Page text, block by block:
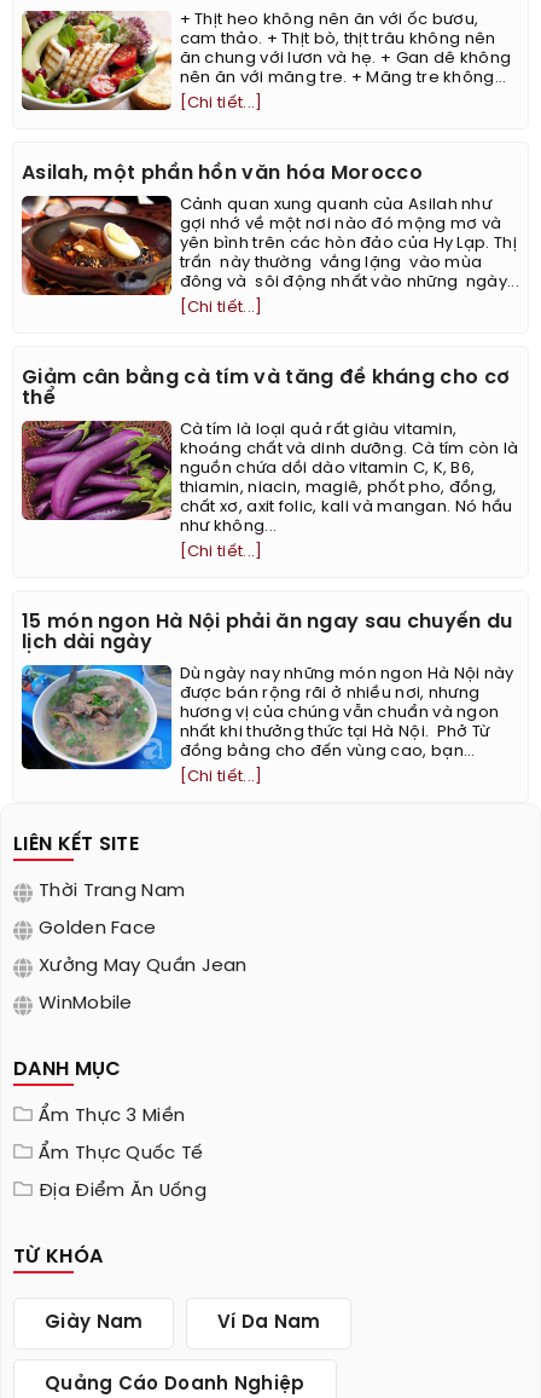
+ Thịt heo không nên ăn với ốc bươu,
cam thảo. + Thịt bò, thịt trâu không nên
ăn chung với lươn và hẹ. + Gan dê không
nên ăn với măng tre. + Măng tre không...
[Chi tiết...]
Asilah, một phần hồn văn hóa Morocco
Cảnh quan xung quanh của Asilah như
gợi nhớ về một nơi nào đó mộng mơ và
yên bình trên các hòn đảo của Hy Lạp. Thị
trấn này thường vắng lặng vào mùa
đông và sôi động nhất vào những ngày...
[Chi tiết...]
Giảm cân bằng cà tím và tăng đề kháng cho cơ
thể
Cà tím là loại quả rất giàu vitamin,
khoáng chất và dinh dưỡng. Cà tím còn là
nguồn chứa dồi dào vitamin C, K, B6,
thiamin, niacin, magiê, phốt pho, đồng,
chất xơ, axit folic, kali và mangan. Nó hầu
như không...
[Chi tiết...]
15 món ngon Hà Nội phải ăn ngay sau chuyến du
lịch dài ngày
Dù ngày nay những món ngon Hà Nội này
được bán rộng rãi ở nhiều nơi, nhưng
hương vị của chúng vẫn chuẩn và ngon
nhất khi thưởng thức tại Hà Nội. ​ Phở Từ
đồng bằng cho đến vùng cao, bạn...
[Chi tiết...]
LIÊN KẾT SITE
Thời Trang Nam
Golden Face
Xưởng May Quần Jean
WinMobile
DANH MỤC
Ẩm Thực 3 Miền
Ẩm Thực Quốc Tế
Địa Điểm Ăn Uống
TỪ KHÓA
Giày Nam Ví Da Nam
Quảng Cáo Doanh Nghiệp